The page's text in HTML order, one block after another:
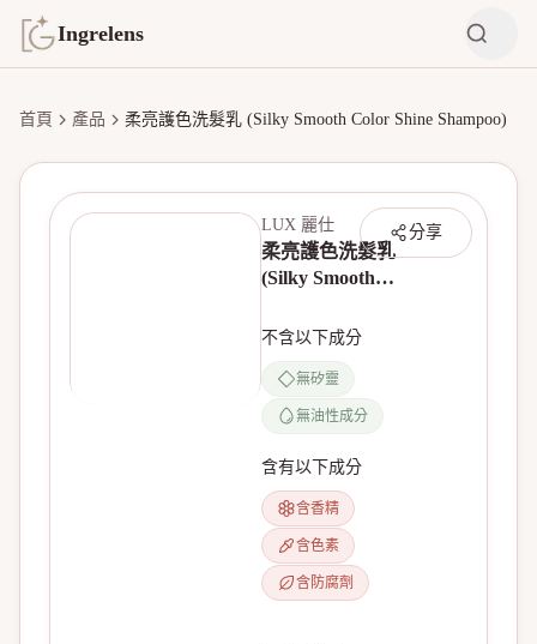
Ingrelens
首頁 產品 柔亮護色洗髮乳 (Silky Smooth Color Shine Shampoo)
分享
LUX 麗仕
柔亮護色洗髮乳
(Silky Smooth
Shampoo)
不含以下成分
無矽靈
無油性成分
含有以下成分
含香精
含色素
含防腐劑